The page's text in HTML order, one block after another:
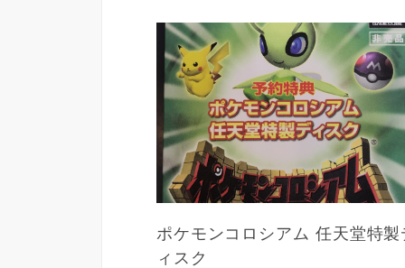
ポケモンコロシアム 任天堂特製
ィスク